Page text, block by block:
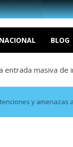
BLOG
I por la libertad
revisión
según ONG
entrada masiva de
La tragedia de
I por la libertad
revisión
según ONG
y amenazas